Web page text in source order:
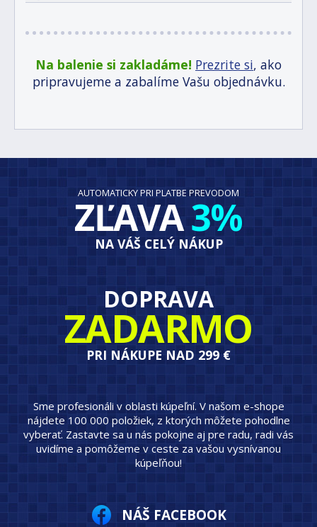
Na balenie si zakladáme! Prezrite si, ako
pripravujeme a zabalíme Vašu objednávku.
AUTOMATICKY PRI PLATBE PREVODOM
ZĽAVA3%
NA VÁŠ CELÝ NÁKUP
DOPRAVA
ZADARMO
PRI NÁKUPE NAD 299 €
Sme profesionáli v oblasti kúpeľní. V našom e-shope
nájdete 100 000 položiek, z ktorých môžete pohodlne
vyberať. Zastavte sa u nás pokojne aj pre radu, radi vás
uvidíme a pomôžeme v ceste za vašou vysnívanou
kúpeľňou!
NÁŠ FACEBOOK